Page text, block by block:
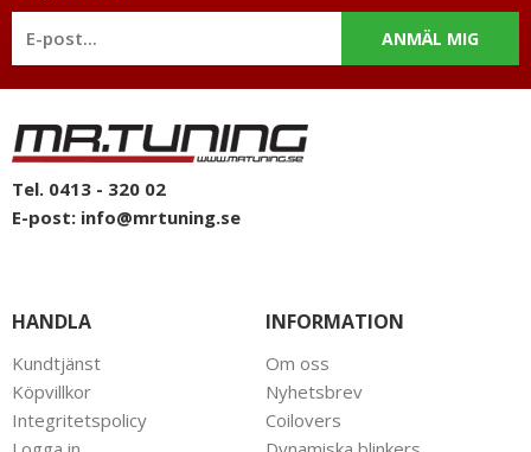
ANMÄL MIG
Tel. 0413 - 320 02
E-post: info@mrtuning.se
HANDLA
Kundtjänst
Köpvillkor
Integritetspolicy
INFORMATION
Om oss
Nyhetsbrev
Coilovers